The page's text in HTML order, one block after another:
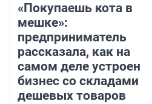
«Покупаешь кота в
мешке»:
предприниматель
рассказала, как на
самом деле устроен
бизнес со складами
дешевых товаров